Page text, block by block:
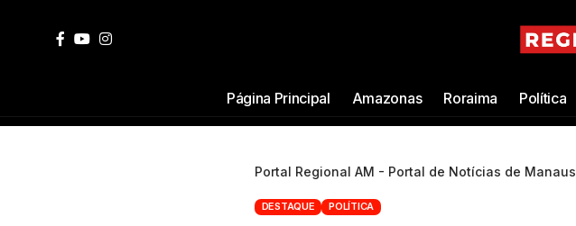
Página Principal Amazonas Roraima Política
Portal Regional AM - Portal de Notícias de Manaus
DESTAQUE POLÍTICA